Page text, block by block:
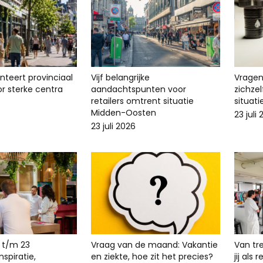
provinciaal
sterke centra
Vijf belangrijke
aandachtspunten voor
retailers omtrent situatie
Midden-Oosten
23 juli 2026
23 juli
t/m 23
Vraag van de maand: Vakantie
en ziekte, hoe zit het precies?
Van
jij als